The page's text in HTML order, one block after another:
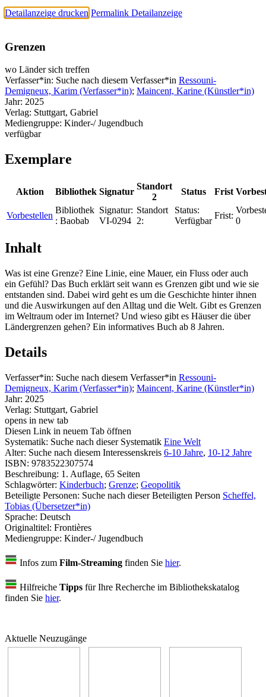
Detailanzeige drucken Permalink Detailanzeige
Grenzen
wo Länder sich treffen
Verfasser*in: Suche nach diesem Verfasser*in Ressouni-
Demigneux, Karim (Verfasser*in); Maincent, Karine (Künstler*in)
Jahr: 2025
Verlag: Stuttgart, Gabriel
Mediengruppe: Kinder-/ Jugendbuch
verfügbar
Exemplare
Aktion Bibliothek Signatur
Standort
2
Status Frist
Vorbestellen
Bibliothek
: Baobab
Signatur:
VI-0294
Standort
2:
Status:
Verfügbar
Frist:
0
Inhalt
Was ist eine Grenze? Eine Linie, eine Mauer, ein Fluss oder auch
ein Gefühl? Das Buch erklärt seit wann es Grenzen gibt und wie sie
entstanden sind. Dabei wird geht es um die Geschichte hinter ihnen
und die Auswirkungen auf den Alltag und die Welt. Gibt es Grenzen
im Weltraum oder im Internet? Und wieso gibt es Häuser die über
Ländergrenzen gehen? Ein informatives Buch ab 8 Jahren.
Details
Verfasser*in: Suche nach diesem Verfasser*in Ressouni-
Demigneux, Karim (Verfasser*in); Maincent, Karine (Künstler*in)
Jahr: 2025
Verlag: Stuttgart, Gabriel
opens in new tab
Diesen Link in neuem Tab öffnen
Systematik: Suche nach dieser Systematik Eine Welt
Alter: Suche nach diesem Interessenskreis 6-10 Jahre, 10-12 Jahre
ISBN: 9783522307574
Beschreibung: 1. Auflage, 65 Seiten
Schlagwörter: Kinderbuch; Grenze; Geopolitik
Beteiligte Personen: Suche nach dieser Beteiligten Person Scheffel,
Tobias (Übersetzer*in)
Sprache: Deutsch
Originaltitel: Frontières
Mediengruppe: Kinder-/ Jugendbuch
Infos zum Film-Streaming finden Sie hier.
Hilfreiche Tipps für Ihre Recherche im Bibliothekskatalog
finden Sie hier.
Aktuelle Neuzugänge